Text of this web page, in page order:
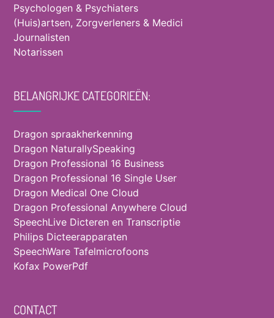
Psychologen & Psychiaters
(Huis)artsen, Zorgverleners & Medici
Journalisten
Notarissen
BELANGRIJKE CATEGORIEËN:
Dragon spraakherkenning
Dragon NaturallySpeaking
Dragon Professional 16 Business
Dragon Professional 16 Single User
Dragon Medical One Cloud
Dragon Professional Anywhere Cloud
SpeechLive Dicteren en Transcriptie
Philips Dicteerapparaten
SpeechWare Tafelmicrofoons
Kofax PowerPdf
CONTACT